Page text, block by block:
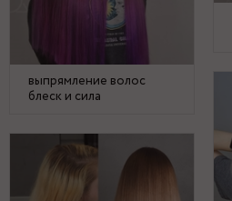
выпрямление волос
блеск и сила